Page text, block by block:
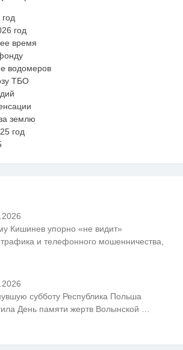
год
время
водомеров
ТБО
землю
год
Кишинев упорно «не видит»
и телефонного мошенничества,
субботу Республика Польша
День памяти жертв Волынской